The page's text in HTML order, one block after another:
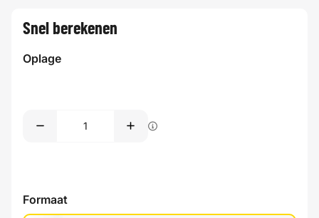
Snel berekenen
Oplage
Formaat